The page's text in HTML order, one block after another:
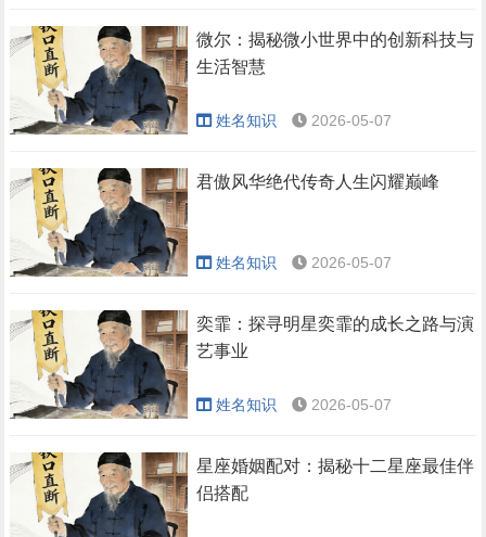
微尔：揭秘微小世界中的创新科技与
生活智慧
姓名知识 2026-05-07
君傲风华绝代传奇人生闪耀巅峰
姓名知识 2026-05-07
奕霏：探寻明星奕霏的成长之路与演
艺事业
姓名知识 2026-05-07
星座婚姻配对：揭秘十二星座最佳伴
侣搭配